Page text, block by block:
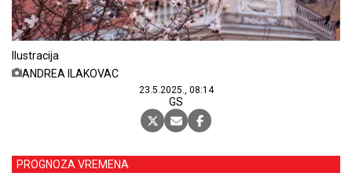
Ilustracija
ANDREA ILAKOVAC
23.5.2025., 08:14
GS
PROGNOZA VREMENA